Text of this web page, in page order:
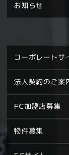
お知らせ
コーポレートサ
法人契約のご案
FC加盟店募集
物件募集